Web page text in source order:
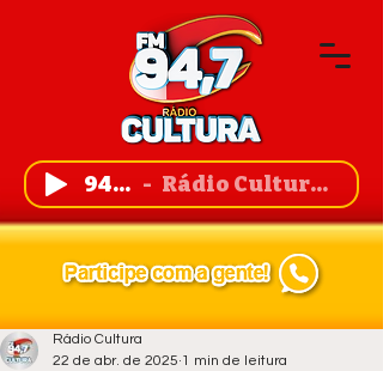
94,7 FM Rádio Cultura de Guanambi
Rádio Cultura
22 de abr. de 2025 1 min de leitura